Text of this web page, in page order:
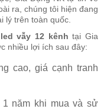
ra, chúng tôi hiện đang
lý trên toàn quốc.
vẫy 12 kênh tại Gia
nhiều lợi ích sau đây:
cao, giá cạnh tranh
năm khi mua và sử